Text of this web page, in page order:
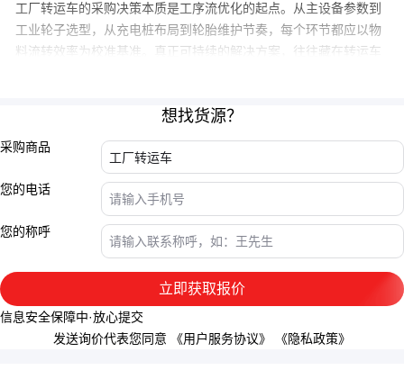
工厂转运车的采购决策本质是工序流优化的起点。从主设备参数到
工业轮子选型，从充电桩布局到轮胎维护节奏，每个环节都应以物
料流转效率为校准基准。真正可持续的解决方案，往往藏在转运车
想找货源？
采购商品
您的电话
您的称呼
立即获取报价
信息安全保障中·放心提交
发送询价代表您同意 《用户服务协议》 《隐私政策》